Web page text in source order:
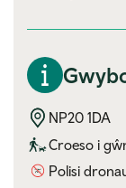
NP20 1DA
Croeso i
Polisi